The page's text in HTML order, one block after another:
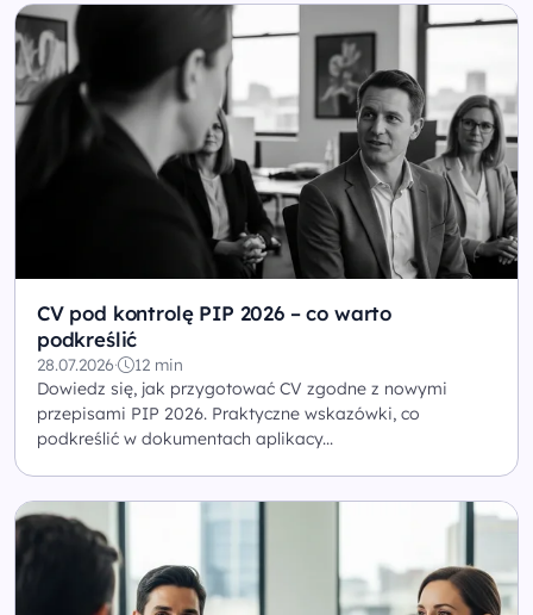
CV pod kontrolę PIP 2026 – co warto
podkreślić
28.07.2026· 12 min
Dowiedz się, jak przygotować CV zgodne z nowymi
przepisami PIP 2026. Praktyczne wskazówki, co
podkreślić w dokumentach aplikacy...